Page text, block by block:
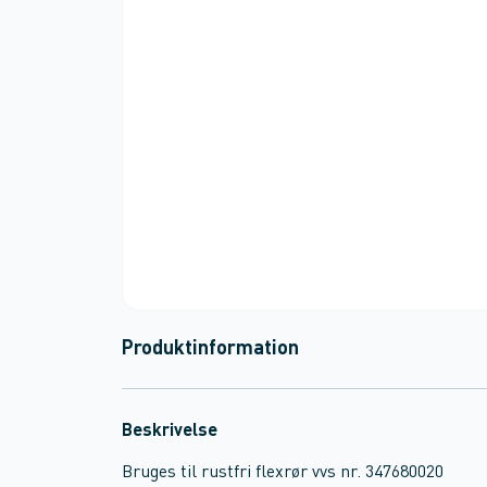
Produktinformation
Beskrivelse
Bruges til rustfri flexrør vvs nr. 347680020